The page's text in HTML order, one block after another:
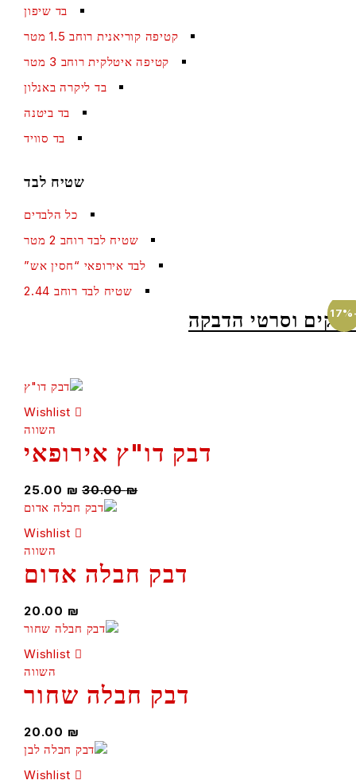
בד שיפון
קטיפה קוריאנית רוחב 1.5 מטר
קטיפה איטלקית רוחב 3 מטר
בד ליקרה באנלון
בד ביטנה
בד סוויד
שטיח לבד
כל הלבדים
שטיח לבד רוחב 2 מטר
לבד אירופאי “חסין אש”
שטיח לבד רוחב 2.44
וסרטי הדבקה
Wishlist
השווה
דבק דו"ץ אירופאי
30.00
25.00₪
Wishlist
השווה
דבק חבלה אדום
20.00
Wishlist
השווה
דבק חבלה שחור
20.00
Wishlist